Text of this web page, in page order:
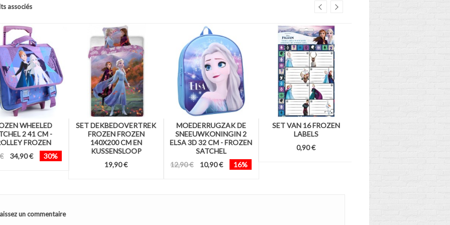
associés
WHEELED
2 41 CM -
FROZEN
34,90 € 30%
SET DEKBEDOVERTREK
FROZEN FROZEN
140X200 CM EN
KUSSENSLOOP
19,90 €
MOEDERRUGZAK DE
SNEEUWKONINGIN 2
ELSA 3D 32 CM - FROZEN
SATCHEL
12,90 €
10,90 € 16%
SET VAN 16 FROZEN
LABELS
0,90 €
un commentaire